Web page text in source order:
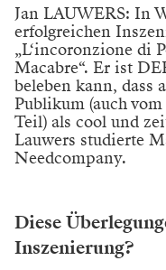
Jan LAUWERS: In
erfolgreichen
„L‘incoronzione di
Macabre“. Er ist
beleben kann, dass
Publikum (auch
Teil) als cool und
Lauwers studierte
Needcompany.
Diese
Inszenierung?